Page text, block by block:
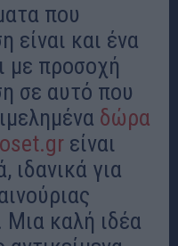
που
είναι και ένα
με προσοχή
σε αυτό που
δώρα
είναι
ιδανικά για
Μια καλή ιδέα